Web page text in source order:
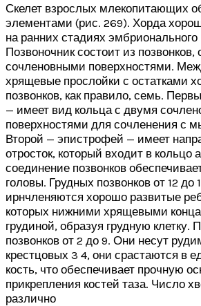
Скелет взрослых млекопитающих
элементами (рис. 269). Хорда
на ранних стадиях эмбрионального
Позвоночник состоит из
сочленовными поверхностями.
хрящевые прослойки с остатками
позвонков, как правило, семь.
— имеет вид кольца с двумя
поверхностями для сочленения с
Второй — эпистрофей — имеет
отросток, который входит в кольцо
соединение позвонков
головы. Грудных позвонков от 12 до
ирнчленяются хорошо развитые
которых нижними хрящевыми
грудиной, образуя грудную клетку.
позвонков от 2 до 9. Они несут
крестцовых 3 4, они срастаются в
кость, что обеспечивает прочную
прикрепления костей таза. Число
различно